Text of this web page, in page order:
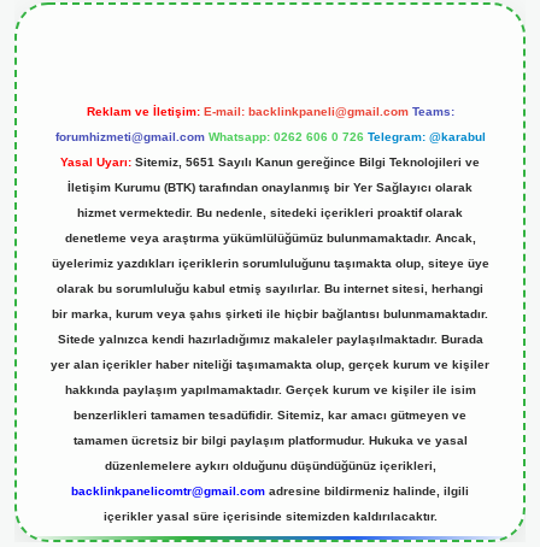
Reklam ve İletişim: E-mail: backlinkpaneli@gmail.com Teams:
forumhizmeti@gmail.com Whatsapp: 0262 606 0 726 Telegram: @karabul
Yasal Uyarı: Sitemiz, 5651 Sayılı Kanun gereğince Bilgi Teknolojileri ve
İletişim Kurumu (BTK) tarafından onaylanmış bir Yer Sağlayıcı olarak
hizmet vermektedir. Bu nedenle, sitedeki içerikleri proaktif olarak
denetleme veya araştırma yükümlülüğümüz bulunmamaktadır. Ancak,
üyelerimiz yazdıkları içeriklerin sorumluluğunu taşımakta olup, siteye üye
olarak bu sorumluluğu kabul etmiş sayılırlar. Bu internet sitesi, herhangi
bir marka, kurum veya şahıs şirketi ile hiçbir bağlantısı bulunmamaktadır.
Sitede yalnızca kendi hazırladığımız makaleler paylaşılmaktadır. Burada
yer alan içerikler haber niteliği taşımamakta olup, gerçek kurum ve kişiler
hakkında paylaşım yapılmamaktadır. Gerçek kurum ve kişiler ile isim
benzerlikleri tamamen tesadüfidir. Sitemiz, kar amacı gütmeyen ve
tamamen ücretsiz bir bilgi paylaşım platformudur. Hukuka ve yasal
düzenlemelere aykırı olduğunu düşündüğünüz içerikleri,
backlinkpanelicomtr@gmail.com adresine bildirmeniz halinde, ilgili
içerikler yasal süre içerisinde sitemizden kaldırılacaktır.